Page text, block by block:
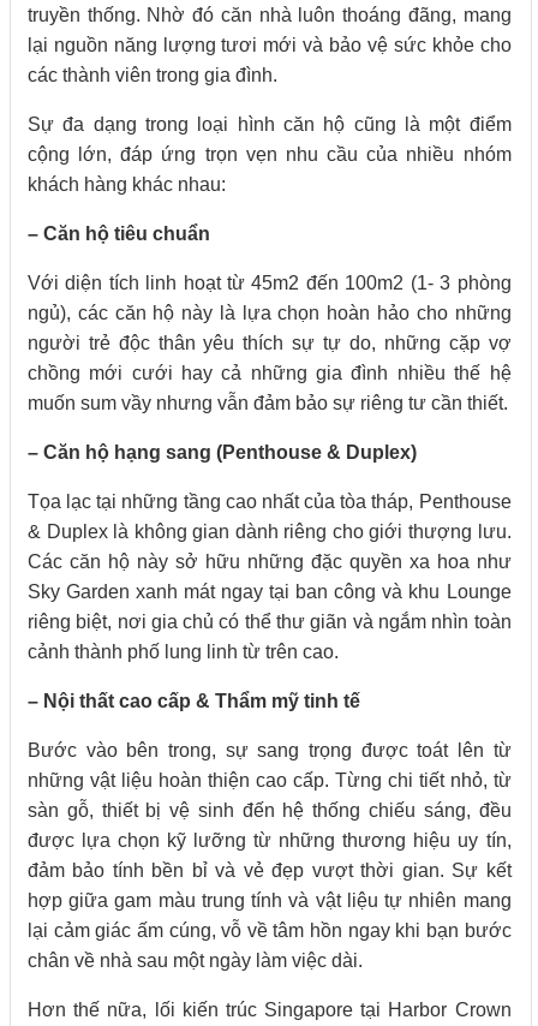
truyền thống. Nhờ đó căn nhà luôn thoáng đãng, mang
lại nguồn năng lượng tươi mới và bảo vệ sức khỏe cho
các thành viên trong gia đình.
Sự đa dạng trong loại hình căn hộ cũng là một điểm
cộng lớn, đáp ứng trọn vẹn nhu cầu của nhiều nhóm
khách hàng khác nhau:
– Căn hộ tiêu chuẩn
Với diện tích linh hoạt từ 45m2 đến 100m2 (1- 3 phòng
ngủ), các căn hộ này là lựa chọn hoàn hảo cho những
người trẻ độc thân yêu thích sự tự do, những cặp vợ
chồng mới cưới hay cả những gia đình nhiều thế hệ
muốn sum vầy nhưng vẫn đảm bảo sự riêng tư cần thiết.
– Căn hộ hạng sang (Penthouse & Duplex)
Tọa lạc tại những tầng cao nhất của tòa tháp, Penthouse
& Duplex là không gian dành riêng cho giới thượng lưu.
Các căn hộ này sở hữu những đặc quyền xa hoa như
Sky Garden xanh mát ngay tại ban công và khu Lounge
riêng biệt, nơi gia chủ có thể thư giãn và ngắm nhìn toàn
cảnh thành phố lung linh từ trên cao.
– Nội thất cao cấp & Thẩm mỹ tinh tế
Bước vào bên trong, sự sang trọng được toát lên từ
những vật liệu hoàn thiện cao cấp. Từng chi tiết nhỏ, từ
sàn gỗ, thiết bị vệ sinh đến hệ thống chiếu sáng, đều
được lựa chọn kỹ lưỡng từ những thương hiệu uy tín,
đảm bảo tính bền bỉ và vẻ đẹp vượt thời gian. Sự kết
hợp giữa gam màu trung tính và vật liệu tự nhiên mang
lại cảm giác ấm cúng, vỗ về tâm hồn ngay khi bạn bước
chân về nhà sau một ngày làm việc dài.
Hơn thế nữa, lối kiến trúc Singapore tại Harbor Crown